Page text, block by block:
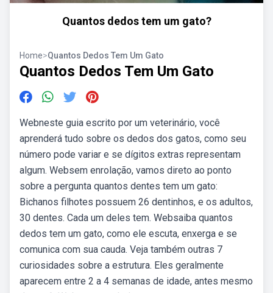
Quantos dedos tem um gato?
Home>Quantos Dedos Tem Um Gato
Quantos Dedos Tem Um Gato
Webneste guia escrito por um veterinário, você
aprenderá tudo sobre os dedos dos gatos, como seu
número pode variar e se dígitos extras representam
algum. Websem enrolação, vamos direto ao ponto
sobre a pergunta quantos dentes tem um gato:
Bichanos filhotes possuem 26 dentinhos, e os adultos,
30 dentes. Cada um deles tem. Websaiba quantos
dedos tem um gato, como ele escuta, enxerga e se
comunica com sua cauda. Veja também outras 7
curiosidades sobre a estrutura. Eles geralmente
aparecem entre 2 a 4 semanas de idade, antes mesmo